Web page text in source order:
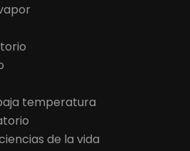
temperatura
de la vida